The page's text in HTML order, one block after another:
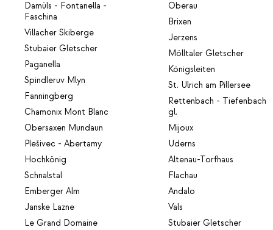
Damüls - Fontanella -
Faschina
Villacher Skiberge
Stubaier Gletscher
Paganella
Spindleruv Mlyn
Fanningberg
Chamonix Mont Blanc
Obersaxen Mundaun
Plešivec - Abertamy
Hochkönig
Schnalstal
Emberger Alm
Janske Lazne
Le Grand Domaine
Oberau
Brixen
Jerzens
Mölltaler Gletscher
Königsleiten
St. Ulrich am Pillersee
Rettenbach - Tiefenbach
gl.
Mijoux
Uderns
Altenau-Torfhaus
Flachau
Andalo
Vals
Stubaier Gletscher